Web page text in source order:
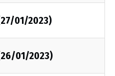
01/2023)
01/2023)